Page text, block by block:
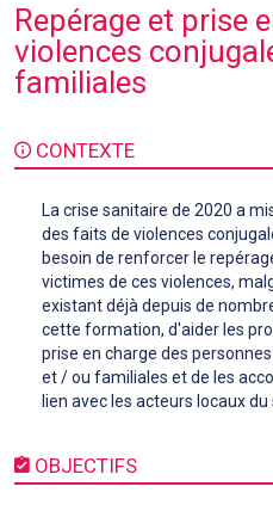
Repérage et prise
violences
familiales
CONTEXTE
La crise sanitaire de 2020 a
des faits de violences
besoin de renforcer le
victimes de ces violences,
existant déjà depuis de
cette formation, d'aider les
prise en charge des
et / ou familiales et de les
lien avec les acteurs locaux du
OBJECTIFS